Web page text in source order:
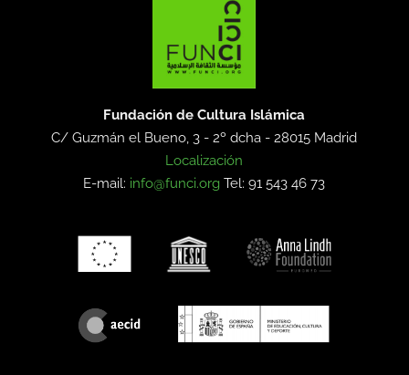
Fundación de Cultura Islámica
C/ Guzmán el Bueno, 3 - 2º dcha -28015 Madrid
Localización
E-mail: info@funci.org Tel: 91 543 46 73